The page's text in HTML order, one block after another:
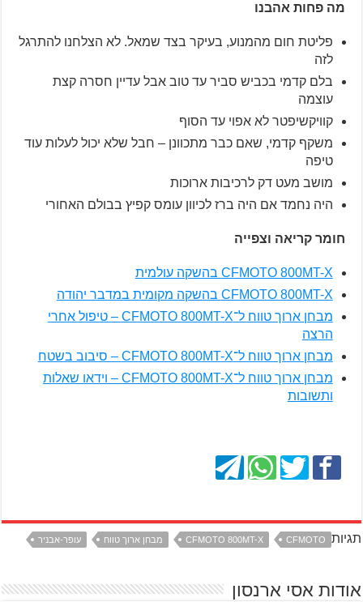
מה פחות אהבנו
פליטת חום מהמנוע, בעיקר בצד שמאל. לא הצלחנו להתרגל
לזה
בלם קדמי בכביש סביר עד טוב אבל עדיין חסרה קצת
עוצמה
קוויקשיפטר לא אפוי עד הסוף
משקף קדמי, שאם כבר מתכוונן – חבל שלא יכול לעלות עוד
טיפה
מושב מעט דק לרכיבות ארוכות
היה נחמד אם היה ברז לכיוון עומס קפיץ בבולם האחורי
חומר קריאה וצפייה
CFMOTO 800MT-X בהשקה עולמית
CFMOTO 800MT-X בהשקה מקומית במדבר יהודה
מבחן ארוך טווח ל־CFMOTO 800MT-X – טיפול אחרי
הרצה
מבחן ארוך טווח ל־CFMOTO 800MT-X – סיבוב בשטח
מבחן ארוך טווח ל־CFMOTO 800MT-X – וידאו שאלות
ותשובות
תגיות CFMOTO
CFMOTO 800MT-X מבחן ארוך טווח עופר-אבניר
אודות אסי ארנסון